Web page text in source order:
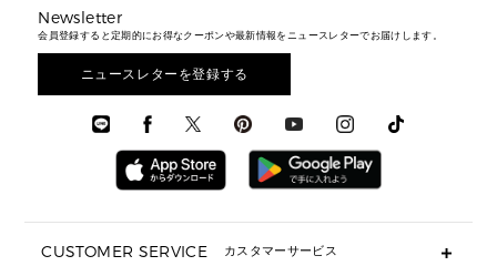
ウェア
アクセサリー
メンズ バッグ
メンズ 財布・小物
メンズ シューズ
メンズ ウェア
メンズ 時計・その他
メンズ財布・小物
メンズアクセサリー
メンズウェア
3 IN 1 / 2 IN 1 バッグ
▶ メンズすべて
▶ メンズすべて
▶ バッグすべて
通勤・通学アイテム
3 IN 1 バッグ
ミニ財布・フラグメントケース
▶ 小物すべて
財布・小物
時計・ジュエリー
アクセサリー
エディターレビュー
Newsletter
会員登録すると定期的にお得なクーポンや最新情報をニュースレターでお届けします。
ニュースレターを登録する
CUSTOMER SERVICE カスタマーサービス